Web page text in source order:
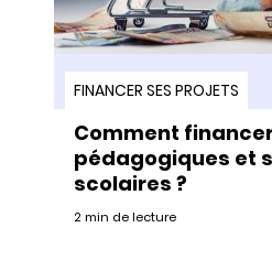
FINANCER SES PROJETS
Comment
pédagogiques et
scolaires ?
2 min de lecture